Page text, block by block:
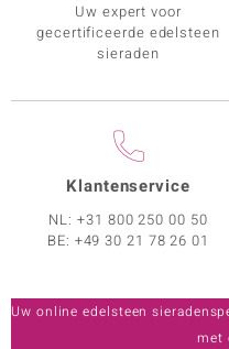
Uw expert voor
gecertificeerde edelsteen
sieraden
Klantenservice
NL:+31 800 250 00 50
BE: +49 30 21 78 26 01
Uw online edelsteen
met